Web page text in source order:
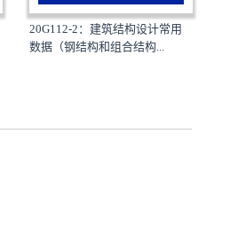
20G112-2：建筑结构设计常用
数据（钢结构和组合结构...